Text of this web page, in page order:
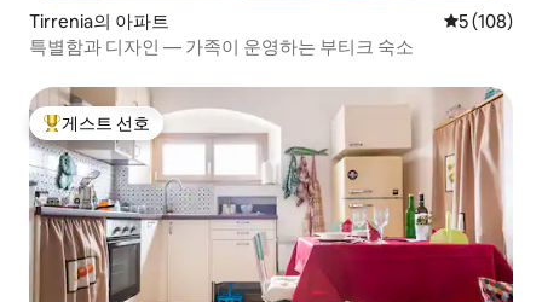
Tirrenia의 아파트 평점 5점(5
5 (108)
특별함과 디자인 — 가족이 운영하는 부티크 숙소
상위 게스트 선호
게스트 선호